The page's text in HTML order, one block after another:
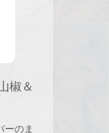
椒＆
ーのま